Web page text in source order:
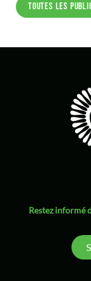
TOUTES LES
Restez informé